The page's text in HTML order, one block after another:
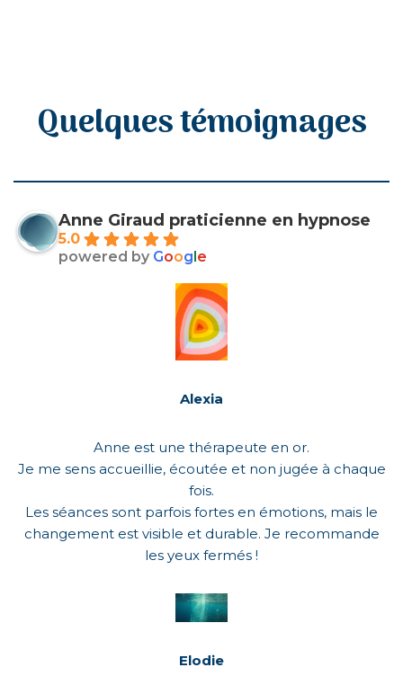
Quelques témoignages
Anne Giraud praticienne en hypnose
5.0
powered by Google
Alexia
Anne est une thérapeute en or.
Je me sens accueillie, écoutée et non jugée à chaque
fois.
Les séances sont parfois fortes en émotions, mais le
changement est visible et durable. Je recommande
les yeux fermés !
Elodie